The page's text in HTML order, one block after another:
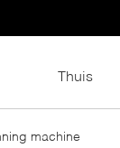
Thuis
machine